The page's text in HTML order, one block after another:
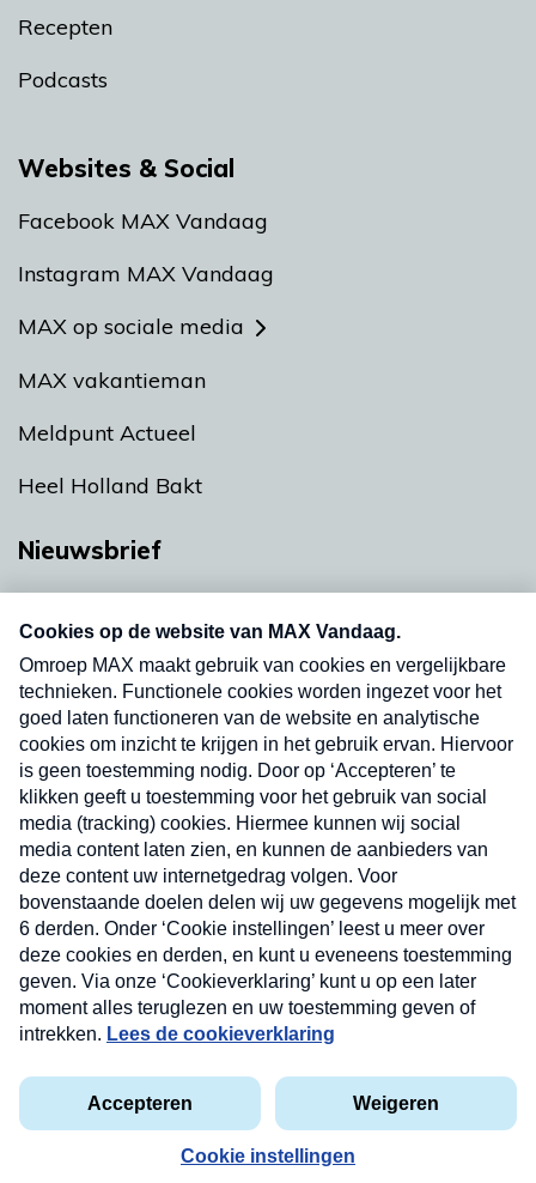
Recepten
Podcasts
Websites & Social
Facebook MAX Vandaag
Instagram MAX Vandaag
MAX op sociale media
MAX vakantieman
Meldpunt Actueel
Heel Holland Bakt
Nieuwsbrief
nieuwsbrief. Elke vrijdag- en dinsdagochtend in
uw mailbox.
Verzend
Privacyverklaring
Cookieverklaring
Kwetsbaarheid melden
Copyright © 2026 MAX Vandaag - Omroep MAX
Nieuwsbrief
Neem hier een gratis abonnement op onze
nieuwsbrief. Elke vrijdag- en dinsdagochtend in uw